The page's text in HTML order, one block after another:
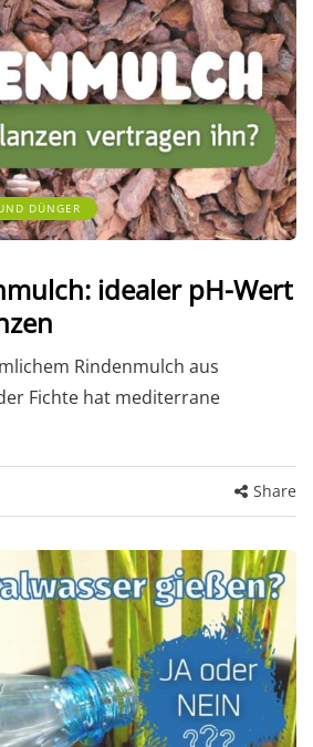
DÜNGER
idealer pH-Wert
Rindenmulch aus
Fichte hat mediterrane
Share